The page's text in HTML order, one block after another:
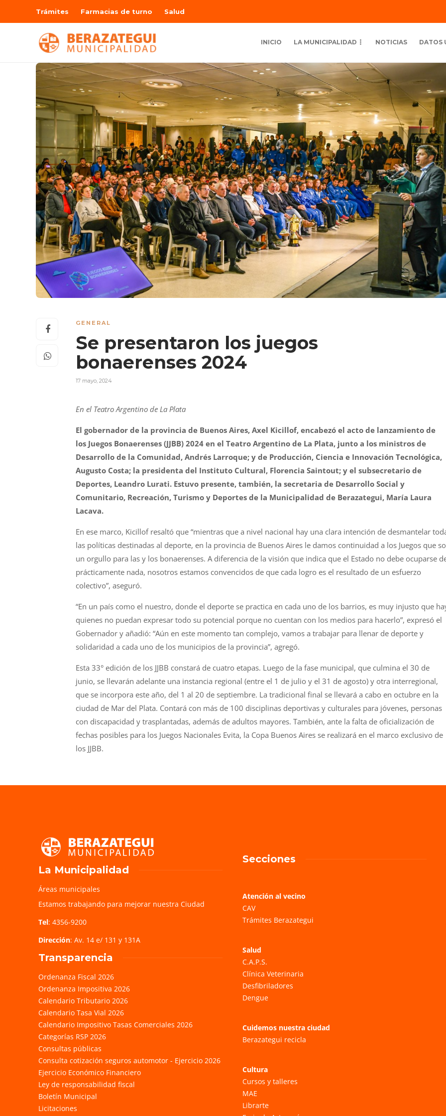
Trámites Farmacias de turno Salud
INICIO LA MUNICIPALIDAD NOTICIAS DATOS
GENERAL
Se presentaron los juegos
bonaerenses 2024
17 mayo, 2024
En el Teatro Argentino de La Plata
El gobernador de la provincia de Buenos Aires, Axel Kicillof, encabezó el acto de lanzamiento de
los Juegos Bonaerenses (JJBB) 2024 en el Teatro Argentino de La Plata, junto a los ministros de
Desarrollo de la Comunidad, Andrés Larroque; y de Producción, Ciencia e Innovación Tecnológica,
Augusto Costa; la presidenta del Instituto Cultural, Florencia Saintout; y el subsecretario de
Deportes, Leandro Lurati. Estuvo presente, también, la secretaria de Desarrollo Social y
Comunitario, Recreación, Turismo y Deportes de la Municipalidad de Berazategui, María Laura
Lacava.
En ese marco, Kicillof resaltó que “mientras que a nivel nacional hay una clara intención de desmantelar
las políticas destinadas al deporte, en la provincia de Buenos Aires le damos continuidad a los Juegos que
un orgullo para las y los bonaerenses. A diferencia de la visión que indica que el Estado no debe ocuparse
prácticamente nada, nosotros estamos convencidos de que cada logro es el resultado de un esfuerzo
colectivo”, aseguró.
“En un país como el nuestro, donde el deporte se practica en cada uno de los barrios, es muy injusto que
quienes no puedan expresar todo su potencial porque no cuentan con los medios para hacerlo”, expresó el
Gobernador y añadió: “Aún en este momento tan complejo, vamos a trabajar para llenar de deporte y
solidaridad a cada uno de los municipios de la provincia”, agregó.
Esta 33° edición de los JJBB constará de cuatro etapas. Luego de la fase municipal, que culmina el 30 de
junio, se llevarán adelante una instancia regional (entre el 1 de julio y el 31 de agosto) y otra interregional,
que se incorpora este año, del 1 al 20 de septiembre. La tradicional final se llevará a cabo en octubre en la
ciudad de Mar del Plata. Contará con más de 100 disciplinas deportivas y culturales para jóvenes, personas
con discapacidad y trasplantadas, además de adultos mayores. También, ante la falta de oficialización de
fechas posibles para los Juegos Nacionales Evita, la Copa Buenos Aires se realizará en el marco exclusivo de
los JJBB.
La Municipalidad
Áreas municipales
Estamos trabajando para mejorar nuestra Ciudad
Tel: 4356-9200
Dirección: Av. 14 e/ 131 y 131A
Transparencia
Ordenanza Fiscal 2026
Ordenanza Impositiva 2026
Calendario Tributario 2026
Calendario Tasa Vial 2026
Calendario Impositivo Tasas Comerciales 2026
Categorías RSP 2026
Consultas públicas
Consulta cotización seguros automotor - Ejercicio 2026
Ejercicio Económico Financiero
Ley de responsabilidad fiscal
Boletín Municipal
Licitaciones
Secciones
Atención al vecino
CAV
Trámites Berazategui
Salud
C.A.P.S.
Clínica Veterinaria
Desfibriladores
Dengue
Cuidemos nuestra ciudad
Berazategui recicla
Cultura
Cursos y talleres
MAE
Librarte